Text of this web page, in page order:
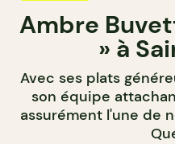
Ambre
» à
Avec ses plats
son équipe
assurément l'une de